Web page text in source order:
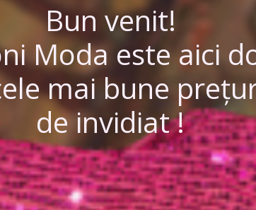
Bun venit!
Moda este aici
mai bune
de invidiat !